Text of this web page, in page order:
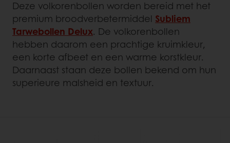
Deze volkorenbollen worden bereid met het
premium broodverbetermiddel Subliem
Tarwebollen Delux. De volkorenbollen
hebben daarom een prachtige kruimkleur,
een korte afbeet en een warme korstkleur.
Daarnaast staan deze bollen bekend om hun
superieure malsheid en textuur.